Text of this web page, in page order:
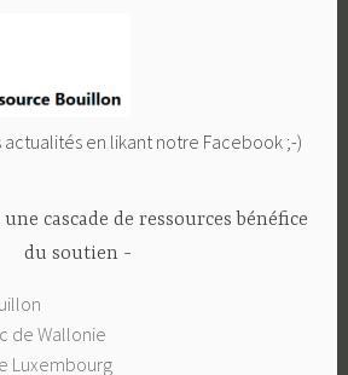
en likant notre Facebook ;-)
une cascade de ressources bénéfice
du soutien
de Wallonie
Luxembourg